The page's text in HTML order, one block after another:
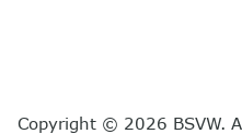
Copyright © 2026 BSVW.